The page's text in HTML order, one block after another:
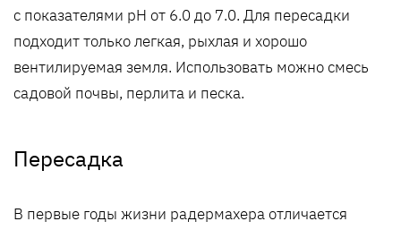
с показателями pH от 6.0 до 7.0. Для пересадки
подходит только легкая, рыхлая и хорошо
вентилируемая земля. Использовать можно смесь
садовой почвы, перлита и песка.
Пересадка
В первые годы жизни радермахера отличается